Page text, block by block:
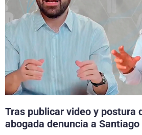
Tras publicar video y postura
abogada denuncia a